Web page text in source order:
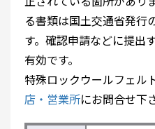
る書類は国土交通省発行
す。確認申請などに提出
有効です。
特殊ロックウールフェル
店・営業所にお問合せ下